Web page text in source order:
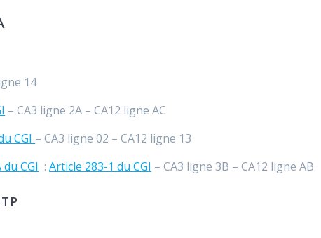
14
– CA3 ligne 2A – CA12 ligne AC
CGI – CA3 ligne 02 – CA12 ligne 13
CGI :Article 283-1 du CGI – CA3 ligne 3B – CA12 ligne AB